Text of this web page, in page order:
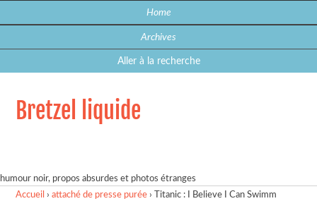
Home
Archives
Aller à la recherche
Bretzel liquide
humour noir, propos absurdes et photos étranges
Accueil ›attaché de presse purée › Titanic : I Believe I Can Swimm